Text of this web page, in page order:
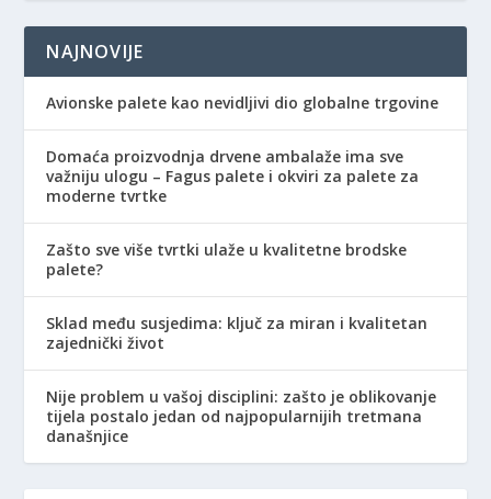
NAJNOVIJE
Avionske palete kao nevidljivi dio globalne trgovine
Domaća proizvodnja drvene ambalaže ima sve
važniju ulogu – Fagus palete i okviri za palete za
moderne tvrtke
Zašto sve više tvrtki ulaže u kvalitetne brodske
palete?
Sklad među susjedima: ključ za miran i kvalitetan
zajednički život
Nije problem u vašoj disciplini: zašto je oblikovanje
tijela postalo jedan od najpopularnijih tretmana
današnjice